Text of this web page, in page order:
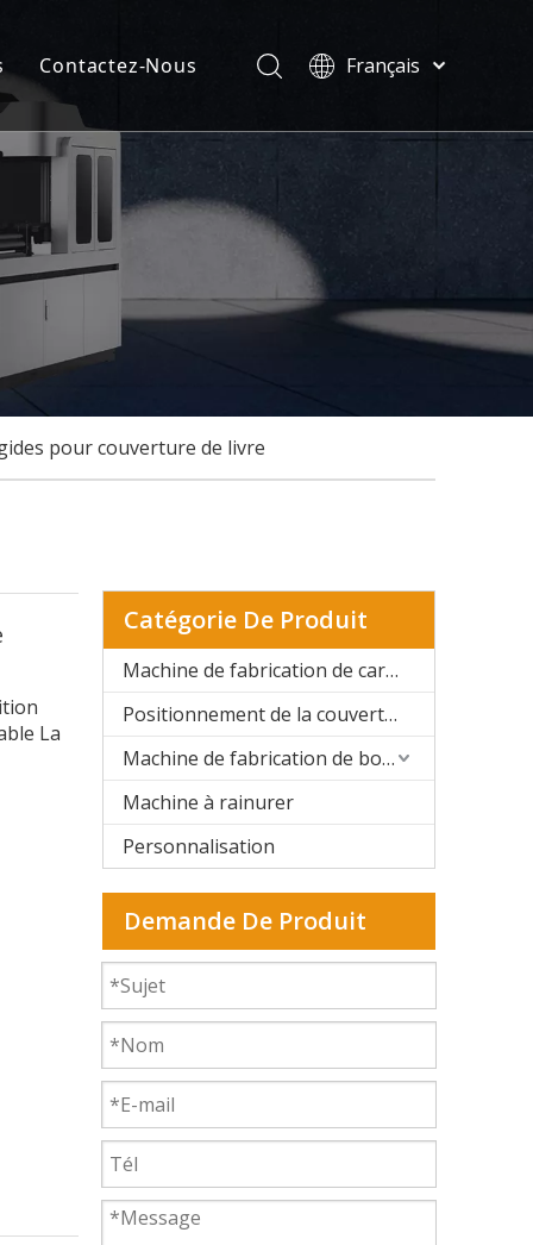
Contactez-Nous
Français
ไทย
Pусский
pour couverture de livre
La
Catégorie De Produit
Machine de fabrication de cartons rigides automatique
Positionnement de la couverture rigide et de la boîte rigide
Machine de fabrication de boîtes rigides semi-automatique
Machine à rainurer
Personnalisation
Demande De Produit